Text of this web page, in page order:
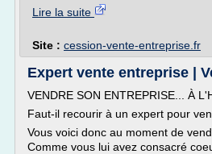
Lire la suite
Site : cession-vente-entreprise.fr
Expert vente entreprise |
VENDRE SON ENTREPRISE... À
Faut-il recourir à un expert pour
Vous voici donc au moment de
Comme vous lui avez consacré